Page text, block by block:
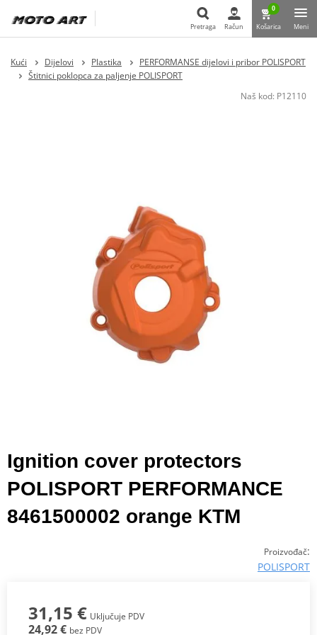
Pretraga
Pretraga Račun
0
Košarica Meni
Kući Dijelovi Plastika
PERFORMANSE dijelovi i pribor POLISPORT
Štitnici poklopca za paljenje POLISPORT
Naš kod: P12110
Ignition cover protectors
POLISPORT PERFORMANCE
8461500002 orange KTM
Proizvođač:
POLISPORT
31,15 € Uključuje PDV
24,92 € bez PDV